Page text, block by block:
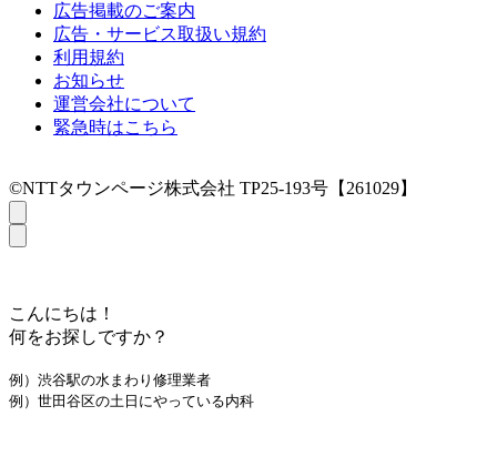
広告掲載のご案内
広告・サービス取扱い規約
利用規約
お知らせ
運営会社について
緊急時はこちら
©NTTタウンページ株式会社 TP25-193号【261029】
こんにちは！
何をお探しですか？
例）渋谷駅の水まわり修理業者
例）世田谷区の土日にやっている内科